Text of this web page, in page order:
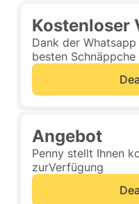
Kostenloser
Dank der
besten
Angebot
Penny stellt Ihnen
zurVerfügung